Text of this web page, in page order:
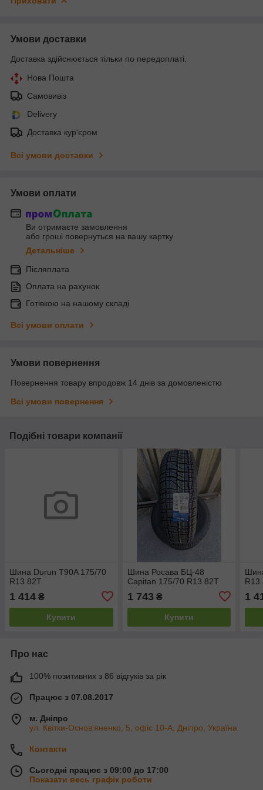
Умови доставки
Доставка здійснюється тільки по передоплаті.
Нова Пошта
Самовивіз
Delivery
Доставка кур'єром
Всі умови доставки
Умови оплати
Ви отримаєте замовлення
або гроші повернуться на вашу картку
Детальніше
Післяплата
Оплата на рахунок
Готівкою на нашому складі
Всі умови оплати
Умови повернення
Повернення товару впродовж 14 днів за домовленістю
Всі умови повернення
Подібні товари компанії
Шина Durun T90A 175/70
R13 82T
1 414 ₴
Купити
Шина Росава БЦ-48
Capitan 175/70 R13 82T
1 743 ₴
Купити
R13
1
Про нас
100% позитивних з 86 відгуків за рік
Працює з 07.08.2017
м. Дніпро
ул. Квітки-Основ'яненко, 5, офіс 10-А, Дніпро, Україна
Контакти
Сьогодні працює з 09:00 до 17:00
Показати весь графік роботи